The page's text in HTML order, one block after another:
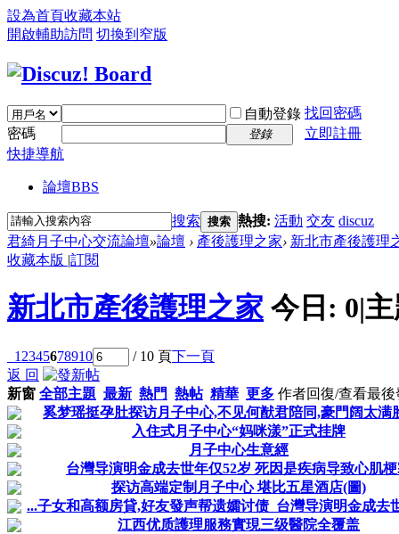
設為首頁收藏本站
開啟輔助訪問 切換到窄版
自動登錄 找回密碼
密碼
登錄
立即註冊
快捷導航
論壇BBS
搜索 搜索 熱搜: 活動 交友 discuz
君綺月子中心交流論壇»論壇 › 產後護理之家› 新北市產後護理
收藏本版 |訂閱
新北市產後護理之家 今日: 0|
1 2345678910 / 10 頁下一頁
返 回
新窗 全部主題 最新 熱門 熱帖 精華 更多 作者回復/查看最後
奚梦瑶挺孕肚探访月子中心,不见何猷君陪同,豪門阔太满
入住式月子中心“妈咪漾”正式挂牌
月子中心生意經
台灣导演明金成去世年仅52岁 死因是疾病导致心肌
探访高端定制月子中心 堪比五星酒店(圖)
...子女和高额房貸,好友發声帮遗孀讨债_台灣导演明金成去
江西优质護理服務實現三级醫院全覆盖